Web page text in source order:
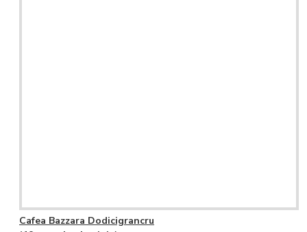
Cafea Bazzara Dodicigrancru